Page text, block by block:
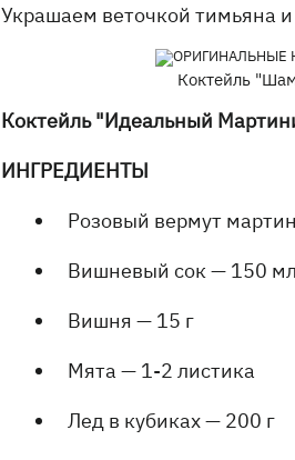
Украшаем веточкой тимьяна
Коктейль
Коктейль "Идеальный
ИНГРЕДИЕНТЫ
Розовый вермут
Вишневый сок — 150 мл
Вишня — 15 г
Мята — 1-2 листика
Лед в кубиках — 200 г